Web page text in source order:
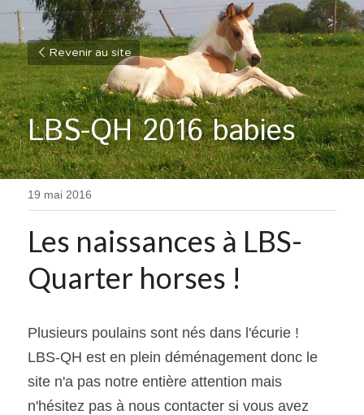
Revenir au site
LBS-QH 2016 babies
19 mai 2016
Les naissances à LBS-
Quarter horses !
Plusieurs poulains sont nés dans l'écurie !
LBS-QH est en plein déménagement donc le
site n'a pas notre entière attention mais
n'hésitez pas à nous contacter si vous avez